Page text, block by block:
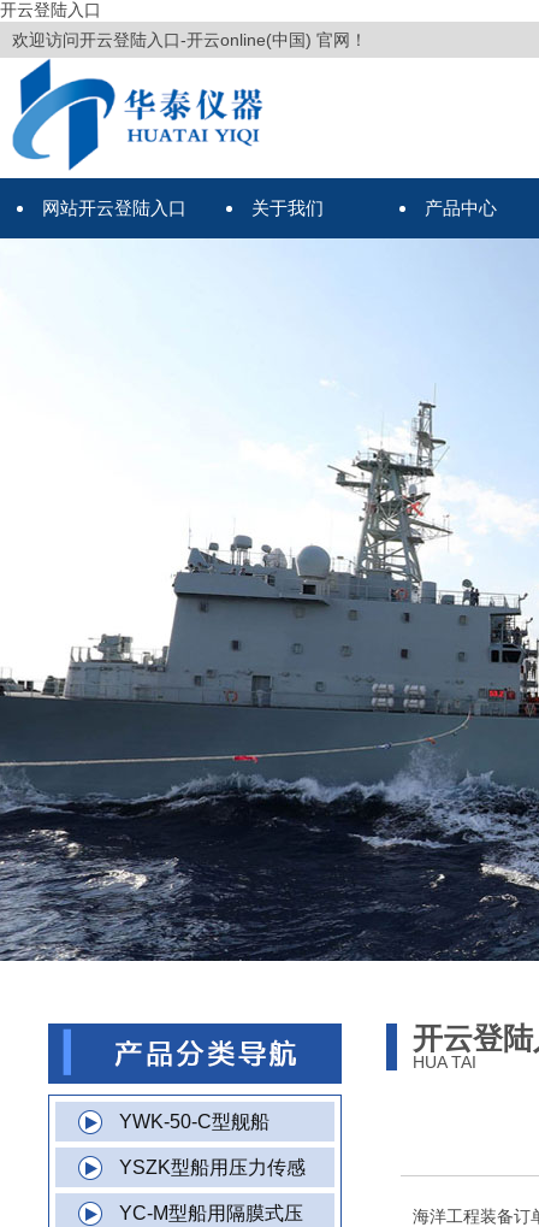
开云登陆入口
欢迎访问开云登陆入口-开云online(中国) 官网！
网站开云登陆入口 关于我们 产品中心
YWK-50-C型舰船
YSZK型船用压力传感
YC-M型船用隔膜式压
开云登
HUA TAI
海洋工程装备订